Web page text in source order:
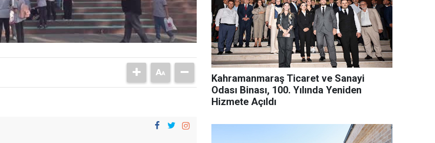
Kahramanmaraş Ticaret ve Sanayi
Odası Binası, 100. Yılında Yeniden
Hizmete Açıldı